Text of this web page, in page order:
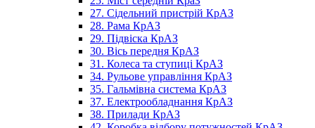
27. Сідельний пристрій КрАЗ
28. Рама КрАЗ
29. Підвіска КрАЗ
30. Вісь передня КрАЗ
31. Колеса та ступиці КрАЗ
34. Рульове управління КрАЗ
35. Гальмівна система КрАЗ
37. Електрообладнання КрАЗ
38. Прилади КрАЗ